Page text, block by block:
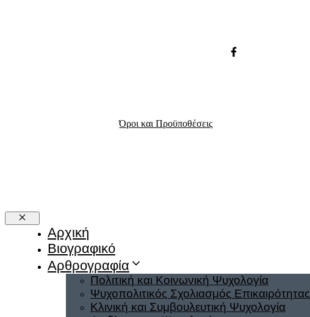
Όροι και Προϋποθέσεις
Close
Αρχική
Βιογραφικό
Αρθρογραφία
Πολιτική και Κοινωνική Ψυχολογία
Ψυχοπολιτικός Σχολιασμός Επικαιρότητας
Κλινική και Συμβουλευτική Ψυχολογία